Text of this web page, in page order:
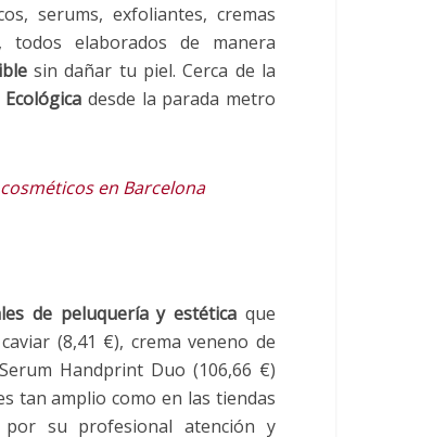
serums, exfoliantes, cremas
todos elaborados de manera
sin dañar tu piel. Cerca de la
desde la parada metro
en Barcelona
de peluquería y estética que
(8,41 €), crema veneno de
Handprint Duo (106,66 €)
tan amplio como en las tiendas
por su profesional atención y